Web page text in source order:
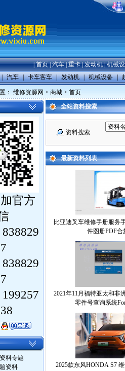
|首页|汽车|重卡|发动机|机械
| 汽车 | 卡车客车 | 发动机 | 机械设备 |
： 维修资源网 > 商城 > 首页
官方
料专题
资料
全站资料搜索
资料搜索
最新资料列表
比亚迪叉车维修手册服务
件图册PDF合
2021年11月福特亚太和非
零件号查询系统
2025款东风HONDA S7